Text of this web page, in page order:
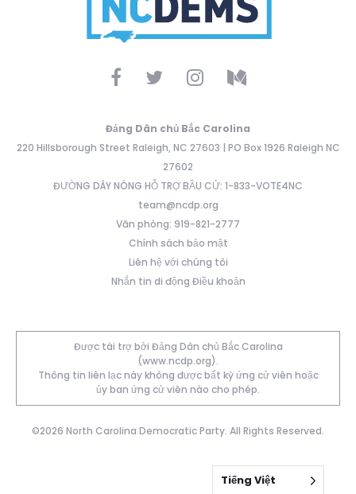
Đảng Dân chủ Bắc Carolina
220 Hillsborough Street Raleigh, NC 27603 | PO Box 1926 Raleigh NC
27602
ĐƯỜNG DÂY NÓNG HỖ TRỢ BẦU CỬ: 1-833-VOTE4NC
team@ncdp.org
Văn phòng: 919-821-2777
Chính sách bảo mật
Liên hệ với chúng tôi
Nhắn tin di động Điều khoản
Được tài trợ bởi Đảng Dân chủ Bắc Carolina
(www.ncdp.org).
Thông tin liên lạc này không được bất kỳ ứng cử viên hoặc
ủy ban ứng cử viên nào cho phép.
©2026 North Carolina Democratic Party. All Rights Reserved.
Tiếng Việt